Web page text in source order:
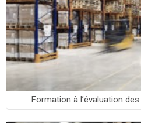
Formation à l’évaluation